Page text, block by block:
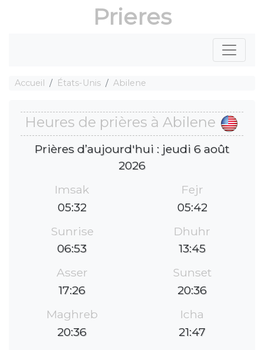
Prieres
Accueil États-Unis Abilene
Heures de prières à Abilene
Prières d’aujourd'hui : jeudi 6 août
2026
Imsak
05:32
Fejr
05:42
Sunrise
06:53
Dhuhr
13:45
Asser
17:26
Sunset
20:36
Maghreb
20:36
Icha
21:47